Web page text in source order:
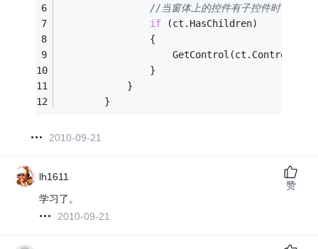
//当窗体上的控件有子控件时，需要
if (ct.HasChildren)
                {
                    GetControl(ct.Controls);
                }
            }
        }
2010-09-21
lh1611
学习了。
2010-09-21
赞